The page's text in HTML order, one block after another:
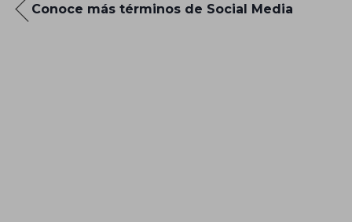
Conoce más términos de Social Media